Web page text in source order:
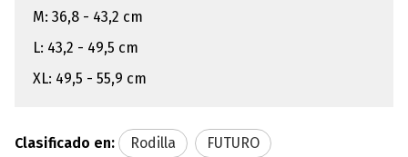
M: 36,8 - 43,2 cm
L: 43,2 - 49,5 cm
XL: 49,5 - 55,9 cm
Clasificado en: Rodilla FUTURO